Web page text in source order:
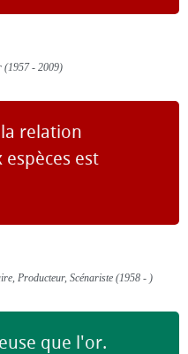
(1957 - 2009)
relation
est
Producteur, Scénariste (1958 - )
que l'or.